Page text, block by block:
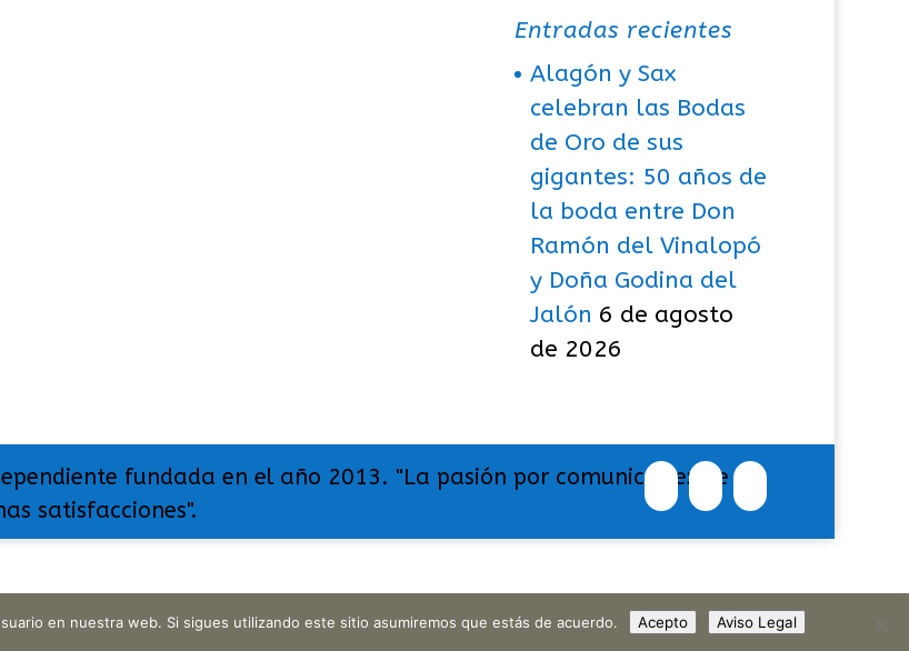
Entradas recientes
Alagón y Sax
celebran las Bodas
de Oro de sus
gigantes: 50 años de
la boda entre Don
Ramón del Vinalopó
y Doña Godina del
Jalón 6 de agosto
de 2026
fundada en el año 2013. "La pasión por comunicar exige
satisfacciones".
en nuestra web. Si sigues utilizando este sitio asumiremos que estás de acuerdo. Acepto Aviso Legal